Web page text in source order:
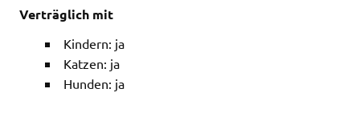
Verträglich mit
Kindern: ja
Katzen: ja
Hunden: ja